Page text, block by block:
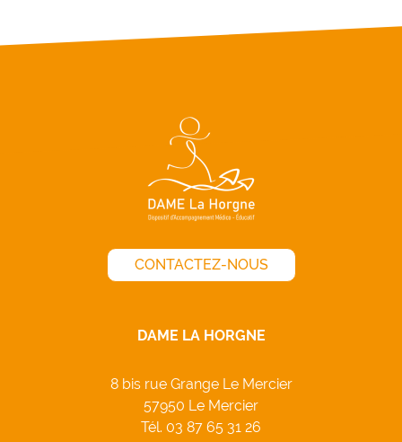
CONTACTEZ-NOUS
DAME LA HORGNE
8 bis rue Grange Le Mercier
57950 Le Mercier
Tél. 03 87 65 31 26